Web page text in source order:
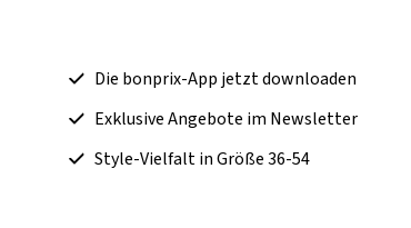
Die bonprix-App jetzt downloaden
Exklusive Angebote im Newsletter
Style-Vielfalt in Größe 36-54